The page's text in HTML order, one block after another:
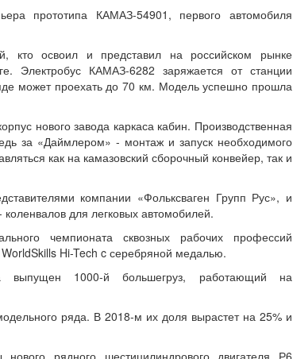
прототипа КАМАЗ-54901, первого автомобиля
кто освоил и представил на российском рынке
Электробус КАМАЗ-6282 заряжается от станции
может проехать до 70 км. Модель успешно прошла
нового завода каркаса кабин. Производственная
за «Даймлером» - монтаж и запуск необходимого
как на камазовский сборочный конвейер, так и
компании «Фольксваген Групп Рус», и
для легковых автомобилей.
чемпионата сквозных рабочих профессий
Hi-Tech c серебряной медалью.
выпущен 1000-й большегруз, работающий на
ряда. В 2018-м их доля вырастет на 25% и